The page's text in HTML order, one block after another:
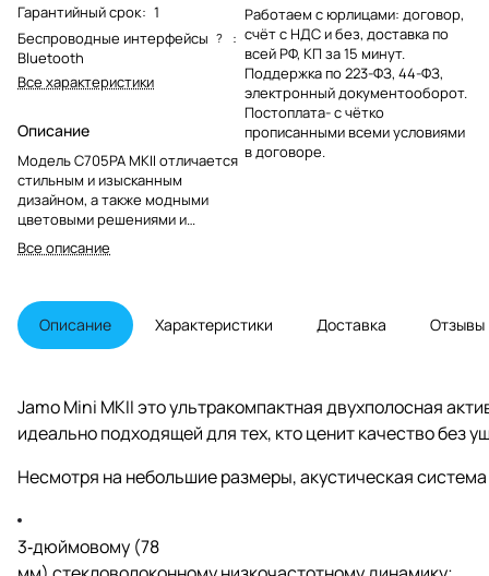
Гарантийный срок: 1
Беспроводные интерфейсы ?
:
Bluetooth
Все характеристики
Описание
Модель C705PA MKII отличается
стильным и изысканным
дизайном, а также модными
цветовыми решениями и
премиальной отделкой. Эта
активная акустическая система
качество звука, сочетая
элегантность с высокой
производительностью. Ее
возможностями подключения,
что обеспечивает бесшовную
интеграцию в настольные
развлекательные системы или
игровые системы.
Все описание
Работаем с юрлицами: договор,
счёт с НДС и без, доставка по
всей РФ, КП за 15 минут.
Поддержка по 223-ФЗ, 44-ФЗ,
электронный документооборот.
Постоплата- с чётко
прописанными всеми условиями
в договоре.
Описание Характеристики Доставка Отзывы
Jamo Mini MKII это ультракомпактная двухполосная
идеально подходящей для тех, кто ценит качество без
Несмотря на небольшие размеры, акустическая
3‑дюймовому (78